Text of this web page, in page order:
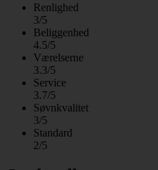
Renlighed
3/5
Beliggenhed
4.5/5
Værelserne
3.3/5
Service
3.7/5
Søvnkvalitet
3/5
Standard
2/5